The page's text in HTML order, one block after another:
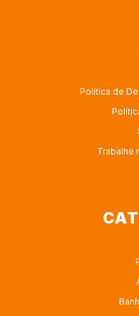
Política de
Trabalhe